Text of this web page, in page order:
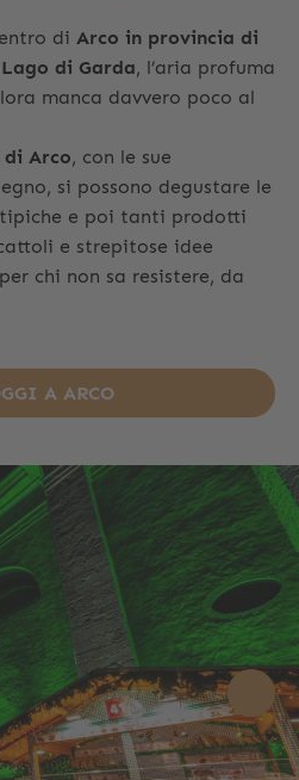
di Arco in provincia di
di Garda, l’aria profuma
manca davvero poco al
Arco, con le sue
si possono degustare le
e poi tanti prodotti
e strepitose idee
chi non sa resistere, da
A ARCO